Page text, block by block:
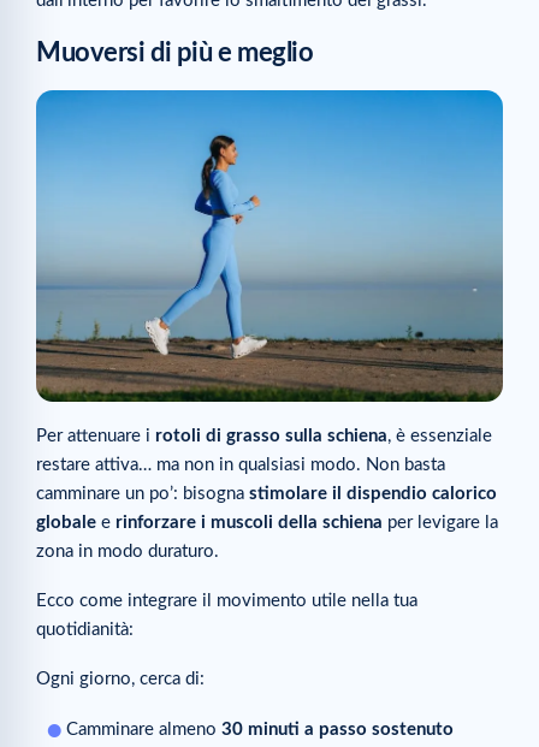
Muoversi di più e meglio
Per attenuare i rotoli di grasso sulla schiena, è essenziale
restare attiva… ma non in qualsiasi modo. Non basta
camminare un po’: bisogna stimolare il dispendio calorico
globale e rinforzare i muscoli della schiena per levigare la
zona in modo duraturo.
Ecco come integrare il movimento utile nella tua
quotidianità:
Ogni giorno, cerca di:
Camminare almeno 30 minuti a passo sostenuto